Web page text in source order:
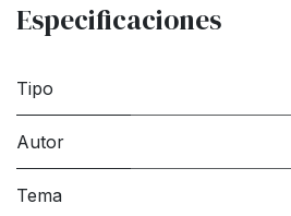
Especificaciones
Tipo
Autor
Tema